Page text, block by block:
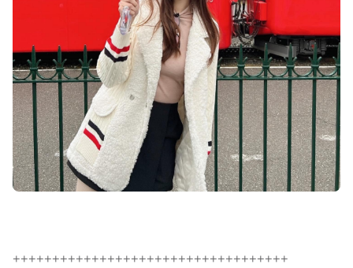
+++++++++++++++++++++++++++++++++++